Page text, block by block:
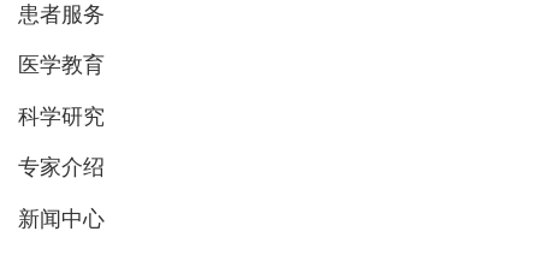
患者服务
医学教育
科学研究
专家介绍
新闻中心